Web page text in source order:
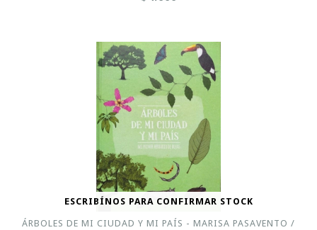
ESCRIBÍNOS PARA CONFIRMAR STOCK
ÁRBOLES DE MI CIUDAD Y MI PAÍS - MARISA PASAVENTO /